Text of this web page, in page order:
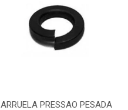
ARRUELA PRESSAO PESADA